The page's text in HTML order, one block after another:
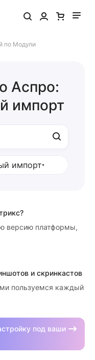
по Модули
Аспро:
импорт
импорт
под ваши
версию платформы,
и скринкастов
пользуемся каждый